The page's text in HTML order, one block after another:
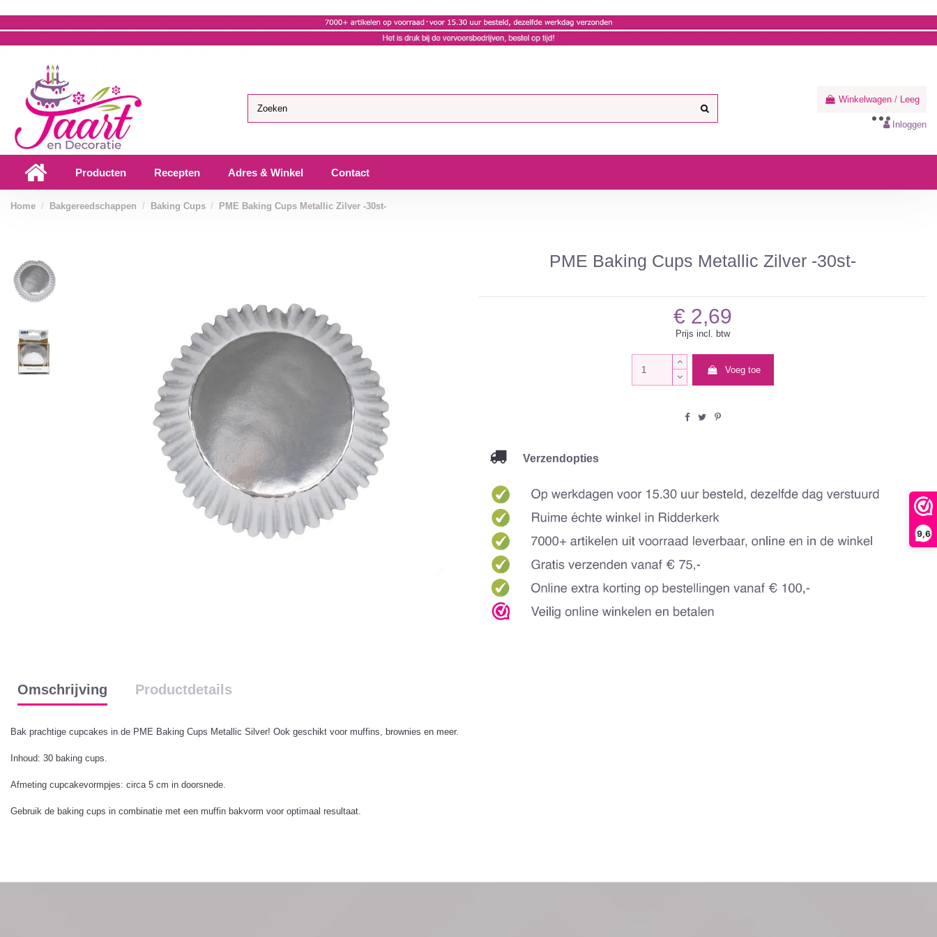
9,6
Winkelwagen / Leeg
Inloggen
Producten Recepten Adres & Winkel Contact
Home Bakgereedschappen Baking Cups PME Baking Cups Metallic Zilver -30st-
PME Baking Cups Metallic Zilver -30st-
€ 2,69
Prijs incl. btw
Voeg toe
Verzendopties
Omschrijving Productdetails
Bak prachtige cupcakes in de PME Baking Cups Metallic Silver! Ook geschikt voor muffins, brownies en meer.
Inhoud: 30 baking cups.
Afmeting cupcakevormpjes: circa 5 cm in doorsnede.
Gebruik de baking cups in combinatie met een muffin bakvorm voor optimaal resultaat.